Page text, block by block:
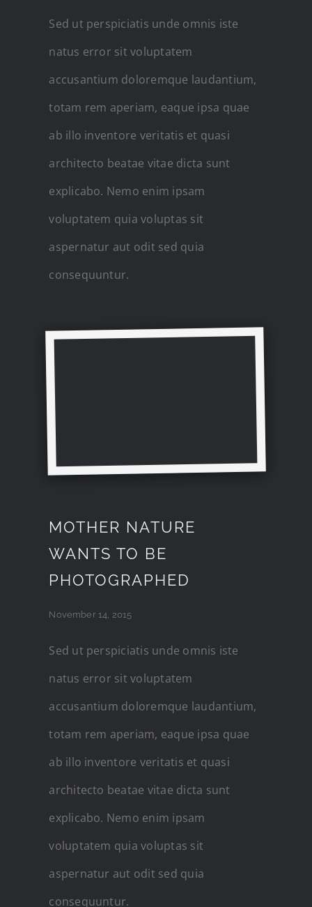
Sed ut perspiciatis unde omnis iste
natus error sit voluptatem
accusantium doloremque laudantium,
totam rem aperiam, eaque ipsa quae
ab illo inventore veritatis et quasi
architecto beatae vitae dicta sunt
explicabo. Nemo enim ipsam
voluptatem quia voluptas sit
aspernatur aut odit sed quia
consequuntur.
MOTHER NATURE
WANTS TO BE
PHOTOGRAPHED
November 14, 2015
Sed ut perspiciatis unde omnis iste
natus error sit voluptatem
accusantium doloremque laudantium,
totam rem aperiam, eaque ipsa quae
ab illo inventore veritatis et quasi
architecto beatae vitae dicta sunt
explicabo. Nemo enim ipsam
voluptatem quia voluptas sit
aspernatur aut odit sed quia
consequuntur.